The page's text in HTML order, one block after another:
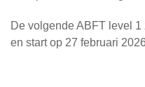
De volgende ABFT level
en start op 27 februari